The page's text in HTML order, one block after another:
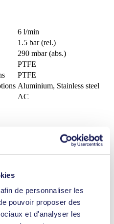
de personnaliser les
pouvoir proposer des
et d'analyser les
6 l/min
1.5 bar (rel.)
290 mbar (abs.)
PTFE
PTFE
Aluminium, Stainless steel
AC
- Anglais